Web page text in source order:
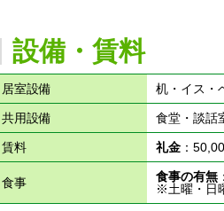
設備・賃料
居室設備 机・イス・
共用設備 食堂・談話
賃料 礼金：
食事 食事の有無
※土曜・日